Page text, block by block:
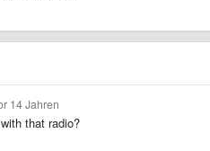
14 Jahren
that radio?